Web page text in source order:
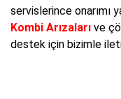
servislerince onarımı
Kombi Arızaları ve
destek için bizimle